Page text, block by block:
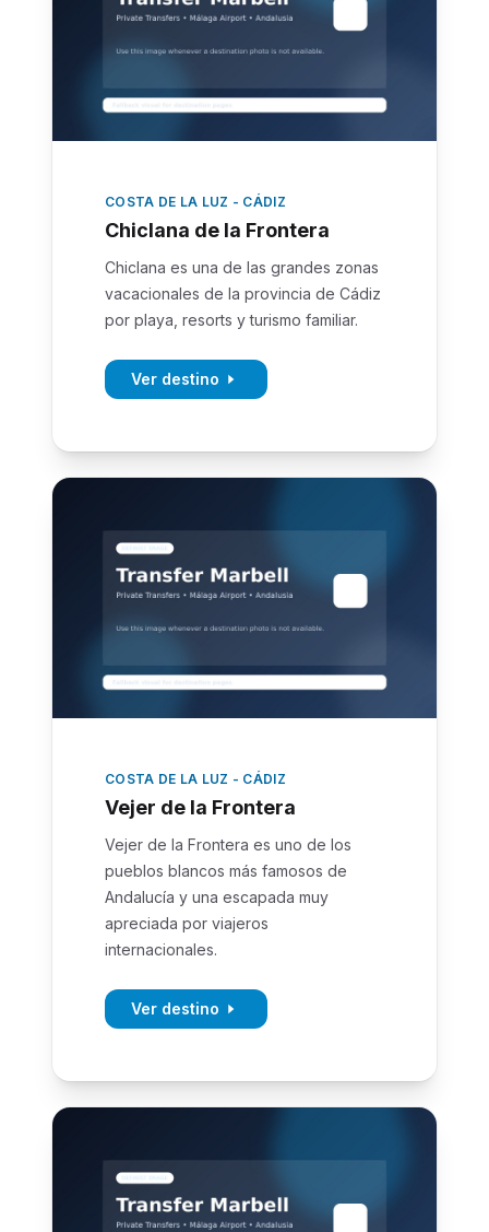
COSTA DE LA LUZ - CÁDIZ
Chiclana de la Frontera
Chiclana es una de las grandes zonas
vacacionales de la provincia de Cádiz
por playa, resorts y turismo familiar.
Ver destino
COSTA DE LA LUZ - CÁDIZ
Vejer de la Frontera
Vejer de la Frontera es uno de los
pueblos blancos más famosos de
Andalucía y una escapada muy
apreciada por viajeros
internacionales.
Ver destino